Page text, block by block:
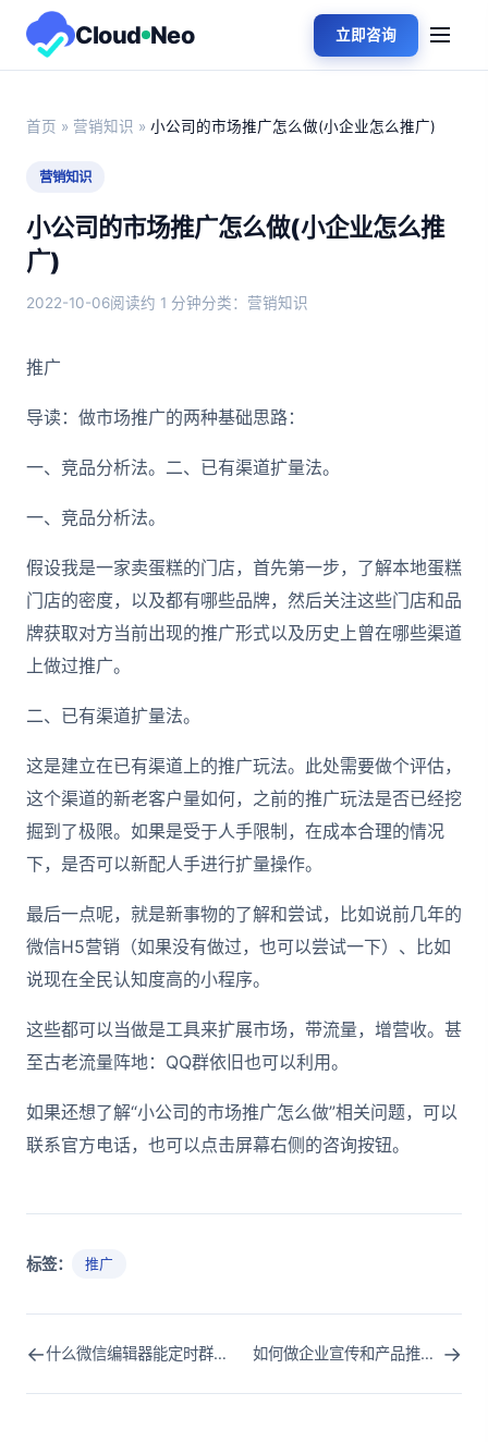
Cloud Neo 立即咨询
首页 » 营销知识 » 小公司的市场推广怎么做(小企业怎么推广)
营销知识
小公司的市场推广怎么做(小企业怎么推
广)
2022-10-06阅读约 1 分钟分类：营销知识
推广
导读：做市场推广的两种基础思路：
一、竞品分析法。二、已有渠道扩量法。
一、竞品分析法。
假设我是一家卖蛋糕的门店，首先第一步，了解本地蛋糕
门店的密度，以及都有哪些品牌，然后关注这些门店和品
牌获取对方当前出现的推广形式以及历史上曾在哪些渠道
上做过推广。
二、已有渠道扩量法。
这是建立在已有渠道上的推广玩法。此处需要做个评估，
这个渠道的新老客户量如何，之前的推广玩法是否已经挖
掘到了极限。如果是受于人手限制，在成本合理的情况
下，是否可以新配人手进行扩量操作。
最后一点呢，就是新事物的了解和尝试，比如说前几年的
微信H5营销（如果没有做过，也可以尝试一下）、比如
说现在全民认知度高的小程序。
这些都可以当做是工具来扩展市场，带流量，增营收。甚
至古老流量阵地：QQ群依旧也可以利用。
如果还想了解“小公司的市场推广怎么做”相关问题，可以
联系官方电话，也可以点击屏幕右侧的咨询按钮。
标签： 推广
← 什么微信编辑器能定时群发？公众号发文时间可以改吗？ 如何做企业宣传和产品推广(企业如何进行宣传和推广) →